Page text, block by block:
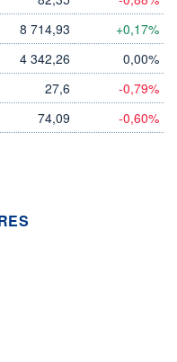
8 714,93 +0,17%
4 342,26 0,00%
27,6 -0,79%
74,09 -0,60%